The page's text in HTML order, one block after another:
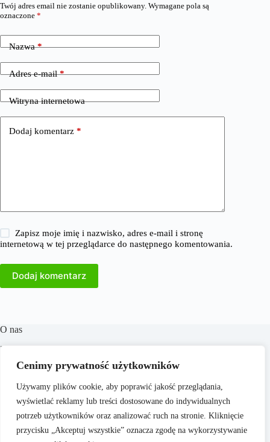
Cenimy prywatność użytkowników
Używamy plików cookie, aby poprawić jakość przeglądania,
wyświetlać reklamy lub treści dostosowane do indywidualnych
potrzeb użytkowników oraz analizować ruch na stronie. Kliknięcie
przycisku „Akceptuj wszystkie” oznacza zgodę na wykorzystywanie
Twój adres email nie zostanie opublikowany. Wymagane pola są
oznaczone *
Nazwa*
Adres e-mail*
Witryna internetowa
Dodaj komentarz *
Zapisz moje imię i nazwisko, adres e-mail i stronę
internetową w tej przeglądarce do następnego komentowania.
Dodaj komentarz
O nas
​38Milionow.pl to portal internetowy oferujący aktualne
informacje i analizy z dziedzin takich jak biznes, finanse,
praca, technologia, marketing i prawo. Naszym celem jest
dostarczanie rzetelnych treści, które wspierają czytelników w
podejmowaniu świadomych decyzji oraz inspirują do
działania. Dbamy o to, aby nasze artykuły były zrozumiałe i
dostępne dla każdego, niezależnie od poziomu wiedzy.